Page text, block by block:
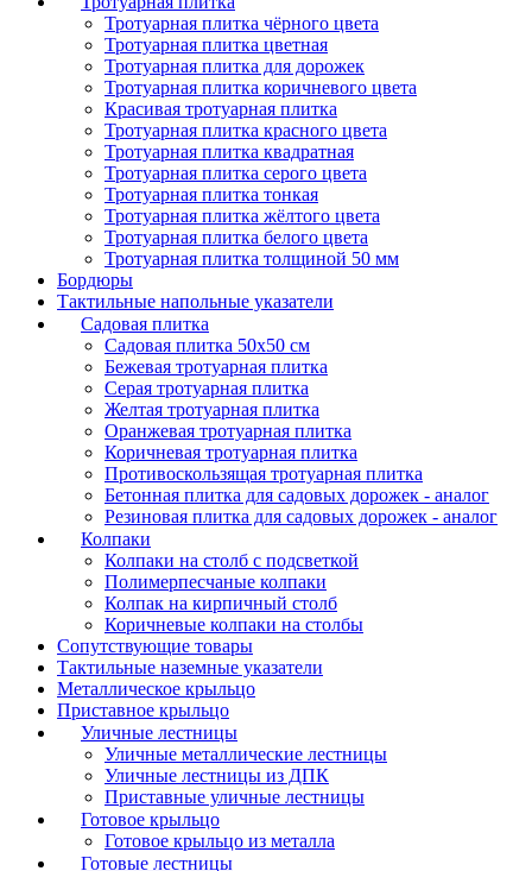
Тротуарная плитка чёрного цвета
Тротуарная плитка цветная
Тротуарная плитка для дорожек
Тротуарная плитка коричневого цвета
Красивая тротуарная плитка
Тротуарная плитка красного цвета
Тротуарная плитка квадратная
Тротуарная плитка серого цвета
Тротуарная плитка тонкая
Тротуарная плитка жёлтого цвета
Тротуарная плитка белого цвета
Тротуарная плитка толщиной 50 мм
Бордюры
Тактильные напольные указатели
Садовая плитка
Садовая плитка 50х50 см
Бежевая тротуарная плитка
Серая тротуарная плитка
Желтая тротуарная плитка
Оранжевая тротуарная плитка
Коричневая тротуарная плитка
Противоскользящая тротуарная плитка
Бетонная плитка для садовых дорожек - аналог
Резиновая плитка для садовых дорожек - аналог
Колпаки
Колпаки на столб с подсветкой
Полимерпесчаные колпаки
Колпак на кирпичный столб
Коричневые колпаки на столбы
Сопутствующие товары
Тактильные наземные указатели
Металлическое крыльцо
Приставное крыльцо
Уличные лестницы
Уличные металлические лестницы
Уличные лестницы из ДПК
Приставные уличные лестницы
Готовое крыльцо
Готовое крыльцо из металла
Готовые лестницы